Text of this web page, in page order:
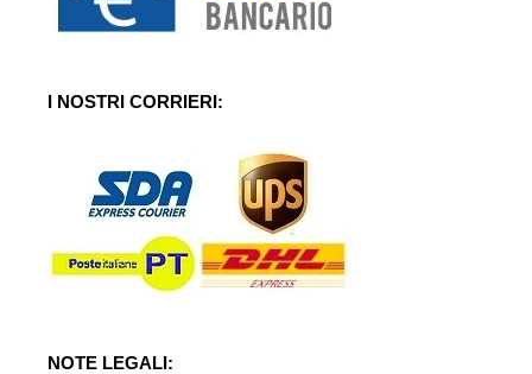
I NOSTRI CORRIERI:
NOTE LEGALI: